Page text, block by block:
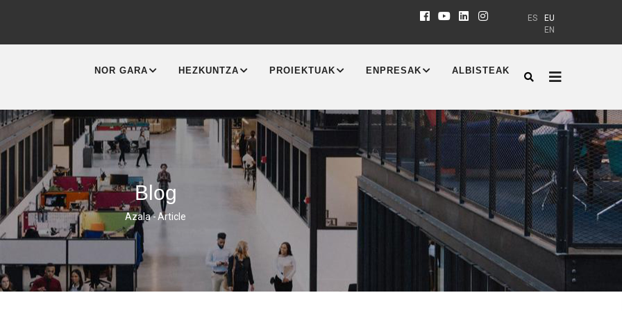
EU
ES
EN
NAVIGATION
NOR GARA HEZKUNTZA PROIEKTUAK ENPRESAK ALBISTEAK
Blog
Breadcrumb
Azala-Article